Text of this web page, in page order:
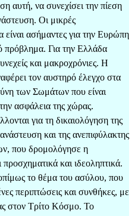
αυτή, να συνεχίσει την πίεση
Οι μικρές
είναι ασήμαντες για την Ευρώπη
πρόβλημα. Για την Ελλάδα
και μακροχρόνιες. Η
τον αυστηρό έλεγχο στα
των Σωμάτων που είναι
ασφάλεια της χώρας.
για τη δικαιολόγηση της
και της ανεπιφύλακτης
που δρομολόγησε η
και ιδεοληπτικά.
το θέμα του ασύλου, που
περιπτώσεις και συνθήκες, με
στον Τρίτο Κόσμο. Το